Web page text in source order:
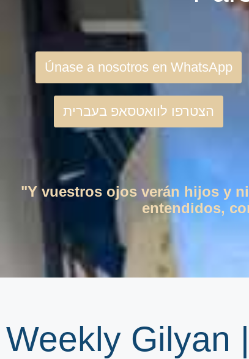
Únase a nosotros en WhatsApp
הצטרפו לוואטסאפ בעברית
"Y vuestros ojos verán hijos y
entendidos,
Weekly Gilyan